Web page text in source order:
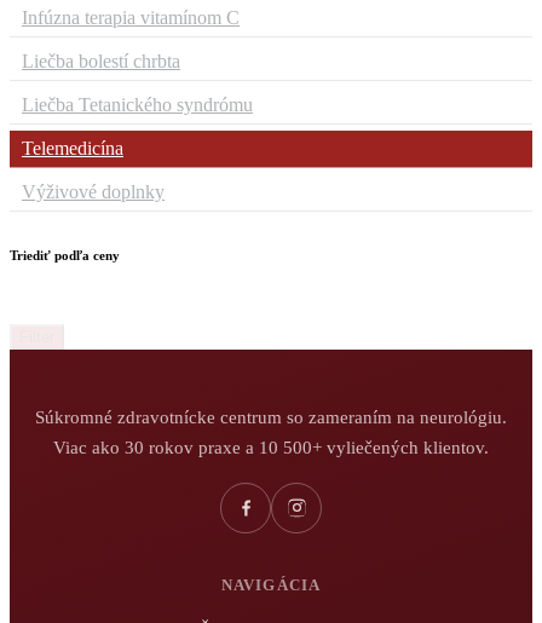
Infúzna terapia vitamínom C
Liečba bolestí chrbta
Liečba Tetanického syndrómu
Telemedicína
Výživové doplnky
Triediť podľa ceny
Súkromné zdravotnícke centrum so zameraním na neurológiu.
Viac ako 30 rokov praxe a 10 500+ vyliečených klientov.
NAVIGÁCIA